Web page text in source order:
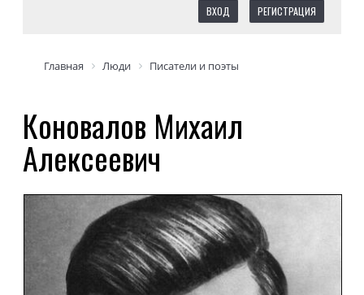
ВХОД РЕГИСТРАЦИЯ
Главная Люди Писатели и поэты
Коновалов Михаил
Алексеевич